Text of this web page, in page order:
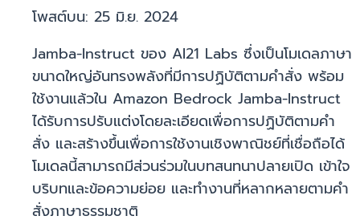
โพสต์บน: 25 มิ.ย. 2024
Jamba-Instruct ของ AI21 Labs ซึ่งเป็นโมเดลภาษา
ขนาดใหญ่อันทรงพลังที่มีการปฏิบัติตามคำสั่ง พร้อม
ใช้งานแล้วใน Amazon Bedrock Jamba-Instruct
ได้รับการปรับแต่งโดยละเอียดเพื่อการปฏิบัติตามคำ
สั่ง และสร้างขึ้นเพื่อการใช้งานเชิงพาณิชย์ที่เชื่อถือได้
โมเดลนี้สามารถมีส่วนร่วมในบทสนทนาปลายเปิด เข้าใจ
บริบทและข้อความย่อย และทำงานที่หลากหลายตามคำ
สั่งภาษาธรรมชาติ